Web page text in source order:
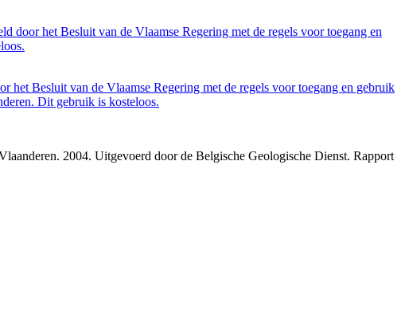
door het Besluit van de Vlaamse Regering met de regels voor toegang en
het Besluit van de Vlaamse Regering met de regels voor toegang en gebruik
Dit gebruik is kosteloos.
2004. Uitgevoerd door de Belgische Geologische Dienst. Rapport